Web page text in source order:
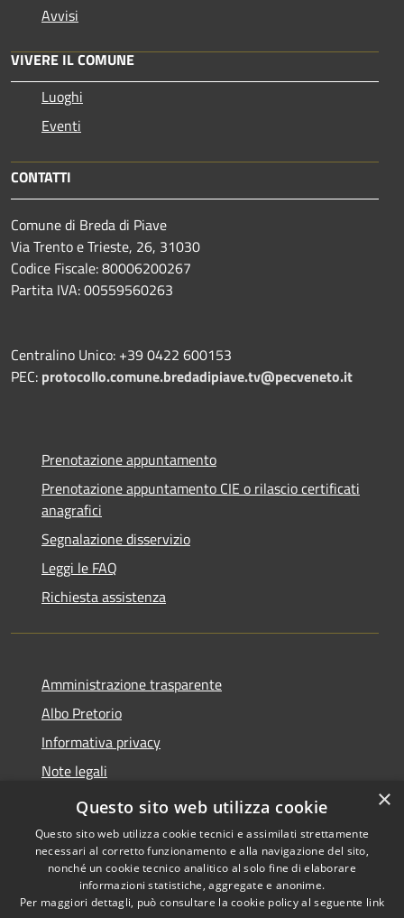
Avvisi
VIVERE IL COMUNE
Luoghi
Eventi
CONTATTI
Comune di Breda di Piave
Via Trento e Trieste, 26, 31030
Codice Fiscale: 80006200267
Partita IVA: 00559560263
Centralino Unico: +39 0422 600153
PEC: protocollo.comune.bredadipiave.tv@pecveneto.it
Prenotazione appuntamento
Prenotazione appuntamento CIE o rilascio certificati
anagrafici
Segnalazione disservizio
Leggi le FAQ
Richiesta assistenza
Amministrazione trasparente
Albo Pretorio
Informativa privacy
Note legali
Dichiarazione di accessibilità
Accessibilità
Copyright © 2026 • Comune di
Breda di Piave • Powered by
×
Questo sito web utilizza cookie
Questo sito web utilizza cookie tecnici e assimilati strettamente
necessari al corretto funzionamento e alla navigazione del sito,
nonché un cookie tecnico analitico al solo fine di elaborare
informazioni statistiche, aggregate e anonime.
Per maggiori dettagli, può consultare la cookie policy al seguente link